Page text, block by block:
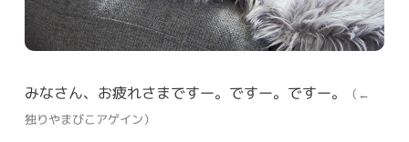
みなさん、お疲れさまですー。ですー。ですー。
（←
独りやまびこアゲイン）